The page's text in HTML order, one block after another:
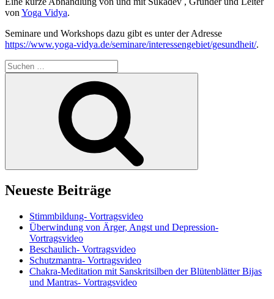
von Yoga Vidya.
Seminare und Workshops dazu gibt es unter der Adresse
https://www.yoga-vidya.de/seminare/interessengebiet/gesundheit/.
Suchen
nach:
Neueste Beiträge
Stimmbildung- Vortragsvideo
Überwindung von Ärger, Angst und Depression-
Vortragsvideo
Beschaulich- Vortragsvideo
Schutzmantra- Vortragsvideo
Chakra-Meditation mit Sanskritsilben der Blütenblätter Bijas
und Mantras- Vortragsvideo